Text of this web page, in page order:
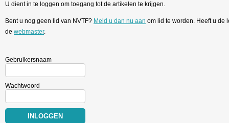
U dient in te loggen om toegang tot de artikelen te krijgen.
Bent u nog geen lid van NVTF? Meld u dan nu aan om lid te worden. Heeft u de
de webmaster.
Gebruikersnaam
Wachtwoord